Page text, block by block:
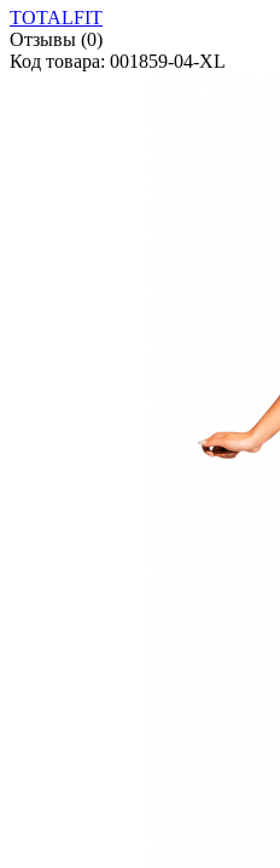
TOTALFIT
Отзывы (0)
Код товара: 001859-04-XL